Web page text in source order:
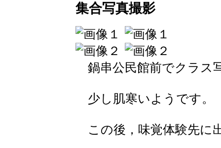
集合写真撮影
鍋串公民館前でクラス
少し肌寒いようです。
この後，味覚体験先に